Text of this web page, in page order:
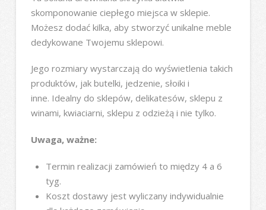
skomponowanie ciepłego miejsca w sklepie.
Możesz dodać kilka, aby stworzyć unikalne meble
dedykowane Twojemu sklepowi.
Jego rozmiary wystarczają do wyświetlenia takich
produktów, jak butelki, jedzenie, słoiki i
inne. Idealny do sklepów, delikatesów, sklepu z
winami, kwiaciarni, sklepu z odzieżą i nie tylko.
Uwaga, ważne:
Termin realizacji zamówień to między 4 a 6
tyg.
Koszt dostawy jest wyliczany indywidualnie